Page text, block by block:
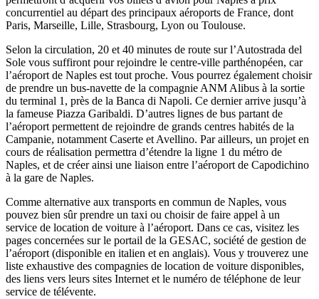
concurrentiel au départ des principaux aéroports de France, dont
Paris, Marseille, Lille, Strasbourg, Lyon ou Toulouse.
Selon la circulation, 20 et 40 minutes de route sur l’Autostrada del
Sole vous suffiront pour rejoindre le centre-ville parthénopéen, car
l’aéroport de Naples est tout proche. Vous pourrez également choisir
de prendre un bus-navette de la compagnie ANM Alibus à la sortie
du terminal 1, près de la Banca di Napoli. Ce dernier arrive jusqu’à
la fameuse Piazza Garibaldi. D’autres lignes de bus partant de
l’aéroport permettent de rejoindre de grands centres habités de la
Campanie, notamment Caserte et Avellino. Par ailleurs, un projet en
cours de réalisation permettra d’étendre la ligne 1 du métro de
Naples, et de créer ainsi une liaison entre l’aéroport de Capodichino
à la gare de Naples.
Comme alternative aux transports en commun de Naples, vous
pouvez bien sûr prendre un taxi ou choisir de faire appel à un
service de location de voiture à l’aéroport. Dans ce cas, visitez les
pages concernées sur le portail de la GESAC, société de gestion de
l’aéroport (disponible en italien et en anglais). Vous y trouverez une
liste exhaustive des compagnies de location de voiture disponibles,
des liens vers leurs sites Internet et le numéro de téléphone de leur
service de télévente.